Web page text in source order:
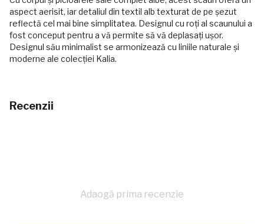
aspect aerisit, iar detaliul din textil alb texturat de pe șezut
reflectă cel mai bine simplitatea. Designul cu roți al scaunului a
fost conceput pentru a vă permite să vă deplasați ușor.
Designul său minimalist se armonizează cu liniile naturale și
moderne ale colecției Kalia.
Recenzii
Adaogă prima recenzie